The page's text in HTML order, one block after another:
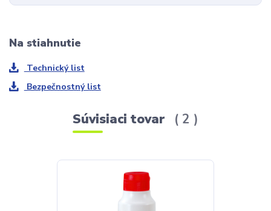
Na stiahnutie
Technický list
Bezpečnostný list
Súvisiaci tovar 2